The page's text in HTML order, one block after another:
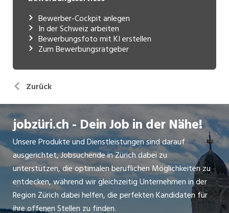
Bewerber-Cockpit anlegen
In der Schweiz arbeiten
Bewerbungsfoto mit KI erstellen
Zum Bewerbungsratgeber
Zurück
jobzüri.ch - Dein Job in der Nähe!
Unsere Produkte und Dienstleistungen sind darauf
ausgerichtet, Jobsuchende in Zürich dabei zu
unterstützen, die optimalen beruflichen Möglichkeiten zu
entdecken, während wir gleichzeitig Unternehmen in der
Region Zürich dabei helfen, die perfekten Kandidaten für
ihre offenen Stellen zu finden.